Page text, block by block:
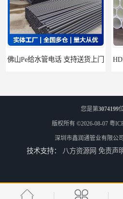
HDPE电力管 HDPE顶管电缆管保护套管
HDPE给水管 佛
您是第3074199
版权所有 ©2026-08-07 粤
深圳市鑫润通管业有限公司
技术支持： 八方资源网 免责声